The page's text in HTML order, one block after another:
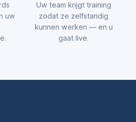
uw
Uw team krijgt training
zodat ze zelfstandig
kunnen werken — en u
gaat live.